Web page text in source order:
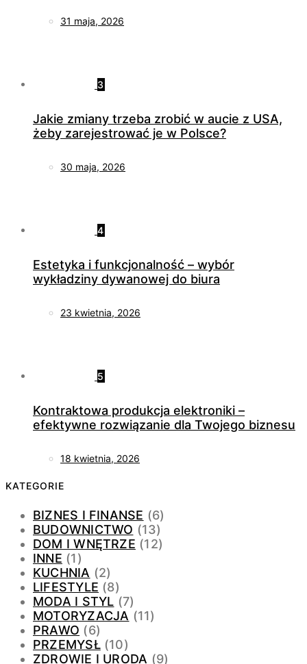
31 maja, 2026
3
Jakie zmiany trzeba zrobić w aucie z USA,
żeby zarejestrować je w Polsce?
30 maja, 2026
4
Estetyka i funkcjonalność – wybór
wykładziny dywanowej do biura
23 kwietnia, 2026
5
Kontraktowa produkcja elektroniki –
efektywne rozwiązanie dla Twojego biznesu
18 kwietnia, 2026
KATEGORIE
BIZNES I FINANSE (6)
BUDOWNICTWO (13)
DOM I WNĘTRZE (12)
INNE (1)
KUCHNIA (2)
LIFESTYLE (8)
MODA I STYL (7)
MOTORYZACJA (11)
PRAWO (6)
PRZEMYSŁ(10)
ZDROWIE I URODA (9)